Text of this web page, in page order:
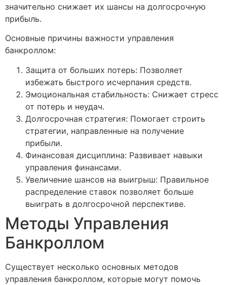
значительно снижает их шансы на долгосрочную
прибыль.
Основные причины важности управления
банкроллом:
Защита от больших потерь: Позволяет
избежать быстрого исчерпания средств.
Эмоциональная стабильность: Снижает стресс
от потерь и неудач.
Долгосрочная стратегия: Помогает строить
стратегии, направленные на получение
прибыли.
Финансовая дисциплина: Развивает навыки
управления финансами.
Увеличение шансов на выигрыш: Правильное
распределение ставок позволяет больше
выиграть в долгосрочной перспективе.
Методы Управления
Банкроллом
Существует несколько основных методов
управления банкроллом, которые могут помочь